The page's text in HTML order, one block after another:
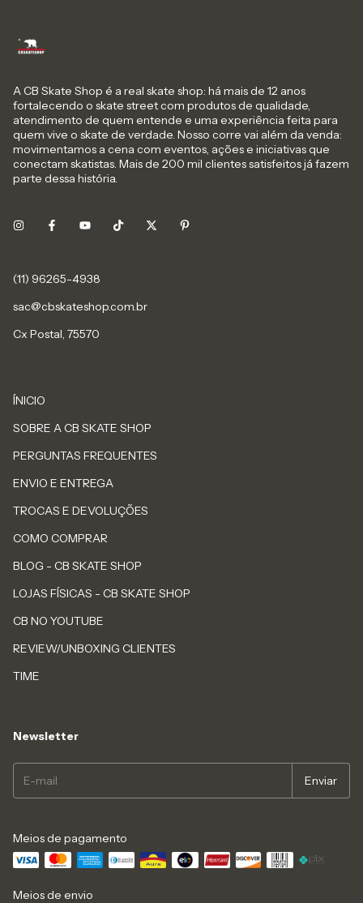
A CB Skate Shop é a real skate shop: há mais de 12 anos
fortalecendo o skate street com produtos de qualidade,
atendimento de quem entende e uma experiência feita para
quem vive o skate de verdade. Nosso corre vai além da venda:
movimentamos a cena com eventos, ações e iniciativas que
conectam skatistas. Mais de 200 mil clientes satisfeitos já fazem
parte dessa história.
sac@cbskateshop.com.br
Cx Postal, 75570
ÍNICIO
SOBRE A CB SKATE SHOP
PERGUNTAS FREQUENTES
ENVIO E ENTREGA
TROCAS E DEVOLUÇÕES
COMO COMPRAR
BLOG - CB SKATE SHOP
LOJAS FÍSICAS - CB SKATE SHOP
CB NO YOUTUBE
REVIEW/UNBOXING CLIENTES
TIME
Newsletter
Meios de pagamento
Meios de envio